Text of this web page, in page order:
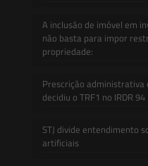
A inclusão de imóvel em
não basta para impor
propriedade:
Prescrição administrativa
decidiu o TRF1 no IRDR 94
STJ divide entendimento
artificiais